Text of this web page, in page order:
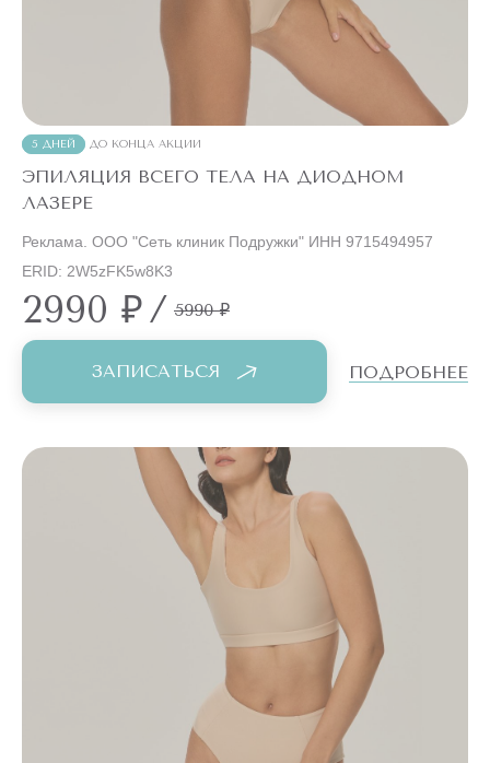
5 ДНЕЙ ДО КОНЦА АКЦИИ
ЭПИЛЯЦИЯ ВСЕГО ТЕЛА НА ДИОДНОМ
ЛАЗЕРЕ
2990 ₽/ 5990 ₽
Реклама. ООО "Сеть клиник Подружки" ИНН 9715494957
ERID: 2W5zFK5w8K3
ЗАПИСАТЬСЯ ПОДРОБНЕЕ